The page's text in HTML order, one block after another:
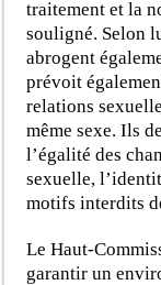
traitement et la
souligné. Selon
abrogent
prévoit
relations
même sexe. Ils
l’égalité des
sexuelle,
motifs interdits
Le Haut-
garantir un